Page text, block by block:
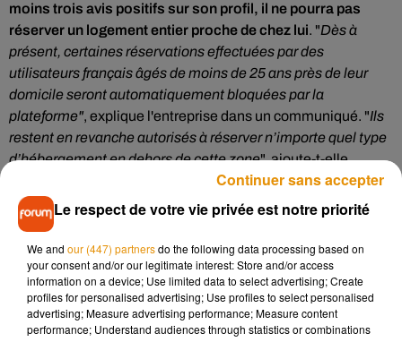
moins trois avis positifs sur son profil, il ne pourra pas
réserver un logement entier proche de chez lui. "Dès à
présent, certaines réservations effectuées par des
utilisateurs français âgés de moins de 25 ans près de leur
domicile seront automatiquement bloquées par la
plateforme", explique l'entreprise dans un communiqué. "Ils
restent en revanche autorisés à réserver n’importe quel type
d’hébergement en dehors de cette zone", ajoute-t-elle.
Empêcher les soirées
Cette mesure restrictive avait déjà été employée
auparavant aux États-Unis et au Canada et elle a "montré
une baisse significative du nombre de soirées non
autorisées"
organisées par les moins de 25 ans, a expliqué
Airbnb. Si la plateformen’a donné aucune précision sur les
conditions de blocage liées à la proximité géographique
Le respect de votre vie privée est notre priorité
We and our (447) partnersdo the following data processing based on
your consent and/or our legitimate interest: Store and/or access
information on a device; Use limited data to select advertising; Create
profiles for personalised advertising; Use profiles to select personalised
advertising; Measure advertising performance; Measure content
performance; Understand audiences through statistics or combinations
Continuer sans accepter